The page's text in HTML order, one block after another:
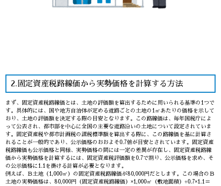
2.固定資産税路線価から実勢価格を計算する方法
まず、固定資産税路線価とは、土地の評価額を算出するために用いられる基準の1つで
す。具体的には、国や地方自治体が定める道路ごとの土地の1㎡あたりの価格を示して
おり、土地の評価額を決定する際の目安となります。この路線価は、毎年国税庁によ
って公表され、都市部を中心に全国の主要な道路沿いの土地について設定されていま
す。固定資産税や都市計画税の課税標準額を算出する際に、この路線価を基に計算さ
れることが一般的であり、公示価格のおおよそ0.7倍が目安とされています。固定資産
税路線価も公示価格と同様、実勢価格の間には一定の差異が存在し、固定資産税路線
価から実勢価格を計算するには、固定資産税評価額を0.7で割り、公示価格を求め、そ
の公示価格に1.1を掛ける計算が必要となります。
例えば、Ｂ土地（1,000㎡）の固定資産税路線価が80,000円だとします。この場合のＢ
土地の実勢価格は、80,000円（固定資産税路線価）×1,000㎡（敷地面積）÷0.7×1.1＝